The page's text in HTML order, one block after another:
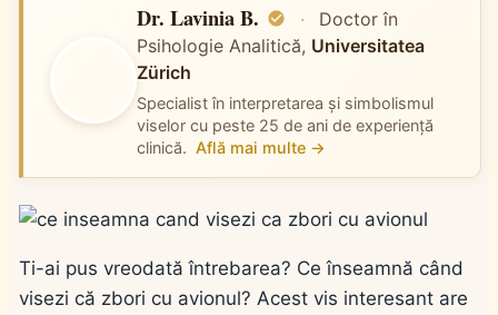
Dr. Lavinia B. ·
Doctor în
Psihologie Analitică, Universitatea
Zürich
Specialist în interpretarea și simbolismul
viselor cu peste 25 de ani de experiență
clinică. Află mai multe →
Ti-ai pus vreodată întrebarea? Ce înseamnă când
visezi că zbori cu avionul? Acest vis interesant are